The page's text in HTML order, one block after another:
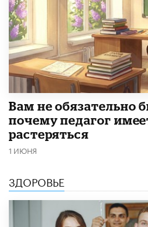
​Вам не обязательно
почему педагог
растеряться
1 ИЮНЯ
ЗДОРОВЬЕ